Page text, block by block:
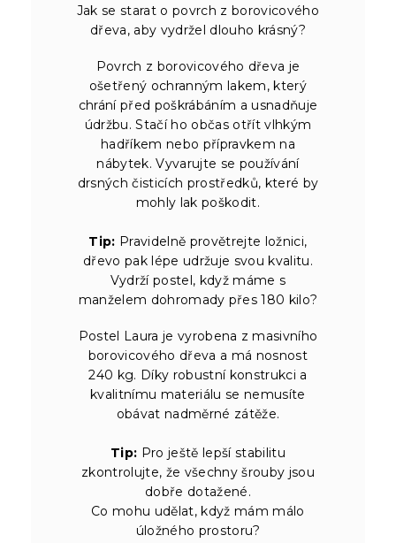
Jak se starat o povrch z borovicového
dřeva, aby vydržel dlouho krásný?
Povrch z borovicového dřeva je
ošetřený ochranným lakem, který
chrání před poškrábáním a usnadňuje
údržbu. Stačí ho občas otřít vlhkým
hadříkem nebo přípravkem na
nábytek. Vyvarujte se používání
drsných čisticích prostředků, které by
mohly lak poškodit.
Tip: Pravidelně provětrejte ložnici,
dřevo pak lépe udržuje svou kvalitu.
Vydrží postel, když máme s
manželem dohromady přes 180 kilo?
Postel Laura je vyrobena z masivního
borovicového dřeva a má nosnost
240 kg. Díky robustní konstrukci a
kvalitnímu materiálu se nemusíte
obávat nadměrné zátěže.
Tip: Pro ještě lepší stabilitu
zkontrolujte, že všechny šrouby jsou
dobře dotažené.
Co mohu udělat, když mám málo
úložného prostoru?